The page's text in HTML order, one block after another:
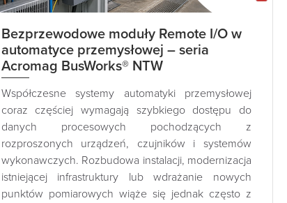
Bezprzewodowe moduły Remote I/O w
automatyce przemysłowej – seria
Acromag BusWorks® NTW
Współczesne systemy automatyki przemysłowej
coraz częściej wymagają szybkiego dostępu do
danych procesowych pochodzących z
rozproszonych urządzeń, czujników i systemów
wykonawczych. Rozbudowa instalacji, modernizacja
istniejącej infrastruktury lub wdrażanie nowych
punktów pomiarowych wiąże się jednak często z